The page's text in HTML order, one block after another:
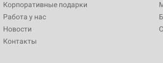
Корпоративные подарки
Работа у нас
Новости
Контакты
3 490